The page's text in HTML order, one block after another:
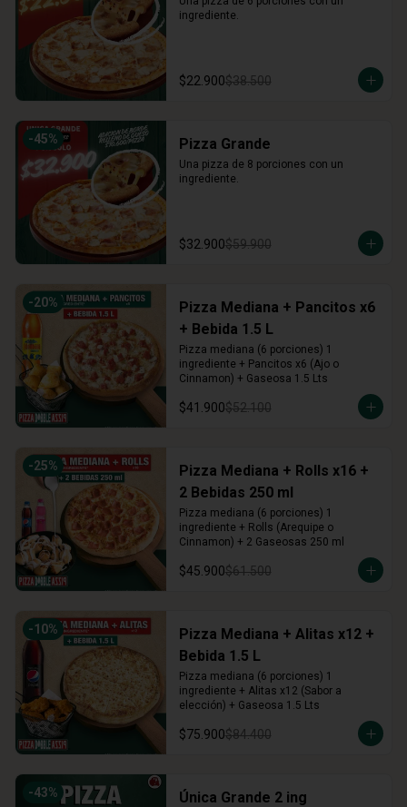
ingrediente.
$22.900$38.500
-45% Pizza Grande
Una pizza de 8 porciones con un
ingrediente.
$32.900$59.900
-20%
Pizza Mediana + Pancitos x6
+ Bebida 1.5 L
Pizza mediana (6 porciones) 1
ingrediente + Pancitos x6 (Ajo o
Cinnamon) + Gaseosa 1.5 Lts
$41.900$52.100
-25%
Pizza Mediana + Rolls x16 +
2 Bebidas 250 ml
Pizza mediana (6 porciones) 1
ingrediente + Rolls (Arequipe o
Cinnamon) + 2 Gaseosas 250 ml
$45.900$61.500
-10%
Pizza Mediana + Alitas x12 +
Bebida 1.5 L
Pizza mediana (6 porciones) 1
ingrediente + Alitas x12 (Sabor a
elección) + Gaseosa 1.5 Lts
$75.900$84.400
-43% Única Grande 2 ing